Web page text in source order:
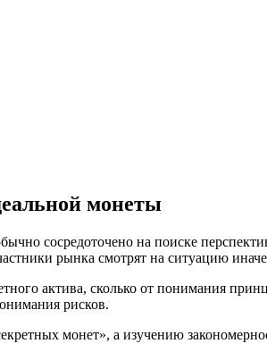
монеты
сосредоточено на поиске
рынка смотрят на ситуацию
актива, сколько от понимания
рисков.
монет», а изучению